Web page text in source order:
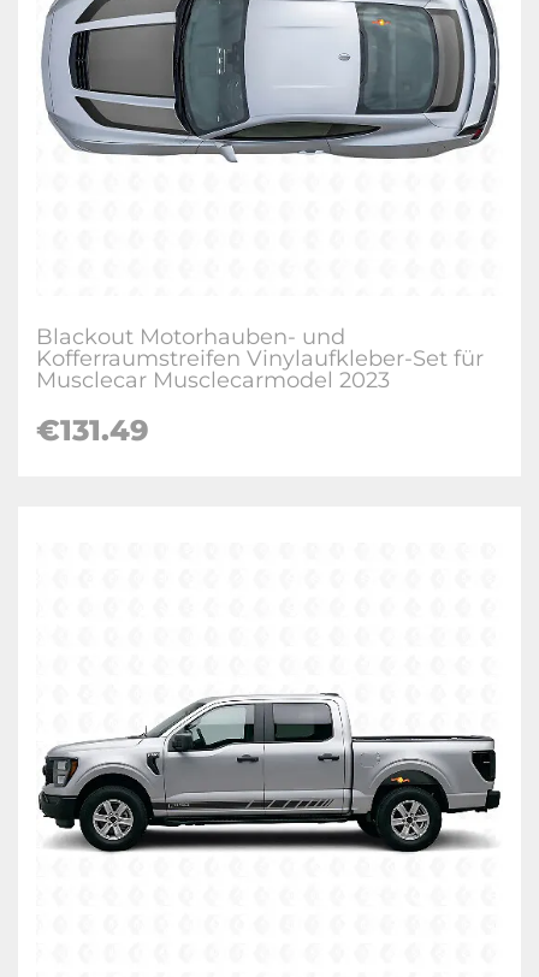
Blackout Motorhauben- und
Kofferraumstreifen Vinylaufkleber-Set für
Musclecar Musclecarmodel 2023
€131.49